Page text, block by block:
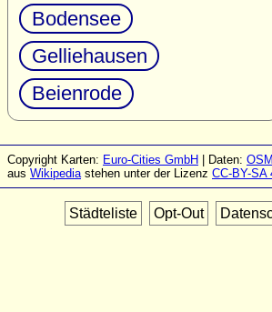
Bodensee
Gelliehausen
Beienrode
Copyright Karten: Euro-Cities GmbH | Daten:
aus Wikipediastehen unter der Lizenz CC-BY-SA
Städteliste Opt-Out